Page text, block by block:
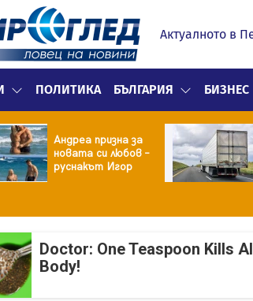
Актуалното в
ПОЛИТИКА БЪЛГАРИЯ БИЗНЕС
Андреа призна за
новата си любов –
руснакът Игор
Doctor: One Teaspoon Kills
Body!